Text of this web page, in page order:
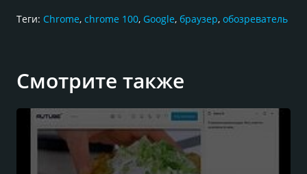
Теги: Chrome, chrome 100, Google, браузер, обозреватель
Смотрите также